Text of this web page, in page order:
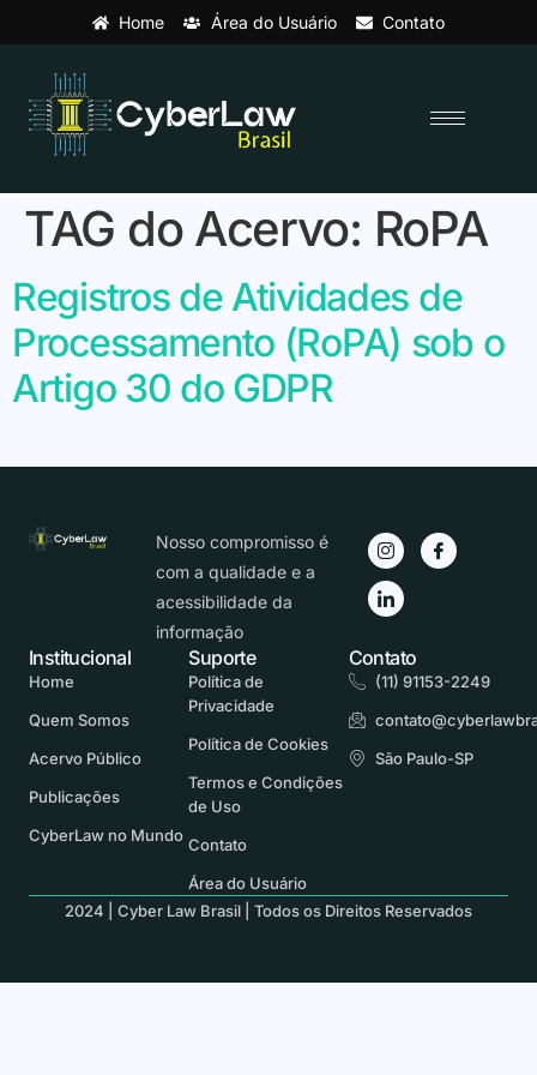
Home Área do Usuário Contato
TAG do Acervo: RoPA
Registros de Atividades de
Processamento (RoPA) sob o
Artigo 30 do GDPR
Nosso compromisso é
com a qualidade e a
acessibilidade da
informação
Suporte
Política de
Privacidade
Política de Cookies
Termos e Condições
de Uso
Contato
Área do Usuário
Contato
(11) 91153-2249
São Paulo-SP
Institucional
Home
Quem Somos
Acervo Público
Publicações
CyberLaw no Mundo
2024 | Cyber Law Brasil | Todos os Direitos Reservados